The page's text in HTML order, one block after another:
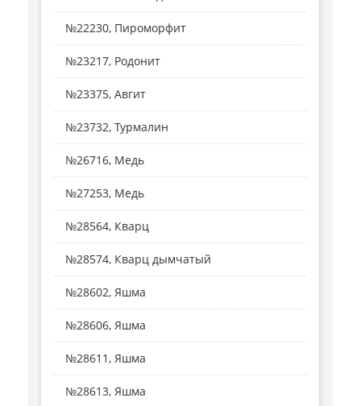
№22230, Пироморфит
№23217, Родонит
№23375, Авгит
№23732, Турмалин
№26716, Медь
№27253, Медь
№28564, Кварц
№28574, Кварц дымчатый
№28602, Яшма
№28606, Яшма
№28611, Яшма
№28613, Яшма